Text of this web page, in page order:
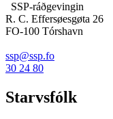
SSP-ráðgevingin
R. C. Effersøesgøta 26
FO-100 Tórshavn
ssp@ssp.fo
30 24 80
Starvsfólk